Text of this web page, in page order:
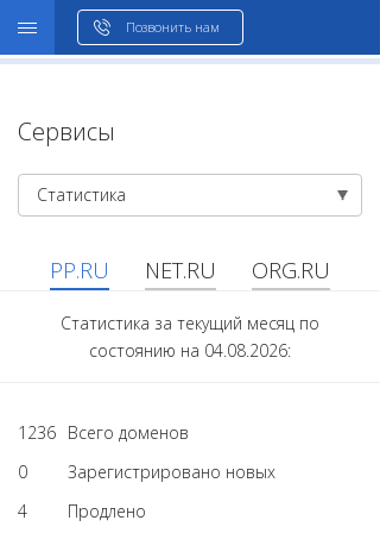
Позвонить нам
Сервисы
Статистика
PP.RU NET.RU ORG.RU
Статистика за текущий месяц по
состоянию на 04.08.2026:
1236 Всего доменов
0
Зарегистрировано новых
4
Продлено